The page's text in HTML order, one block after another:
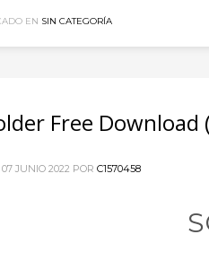
EN SIN CATEGORÍA
Free Download
JUNIO 2022 POR C1570458